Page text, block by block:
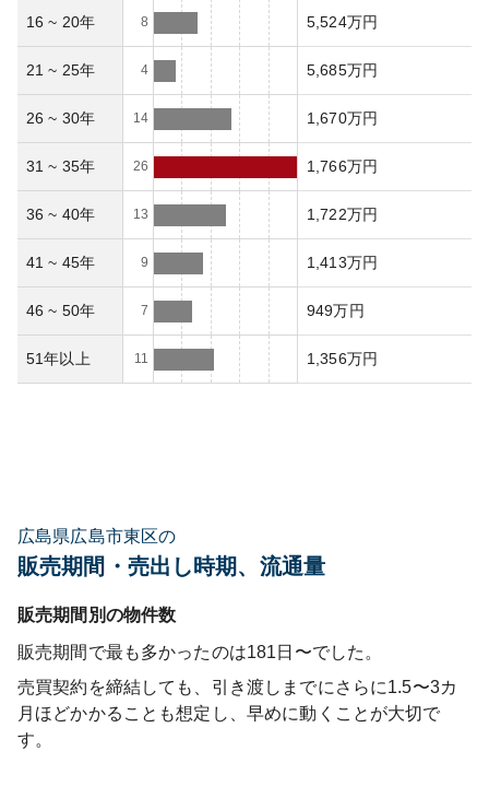
16 ~ 20年 8 5,524万円
21 ~ 25年 4 5,685万円
26 ~ 30年 14 1,670万円
31 ~ 35年 26 1,766万円
36 ~ 40年 13 1,722万円
41 ~ 45年 9 1,413万円
46 ~ 50年 7 949万円
51年以上 11 1,356万円
広島県広島市東区の
販売期間・売出し時期、流通量
販売期間別の物件数
販売期間で最も多かったのは181日〜でした。
売買契約を締結しても、引き渡しまでにさらに1.5〜3カ
月ほどかかることも想定し、早めに動くことが大切で
す。